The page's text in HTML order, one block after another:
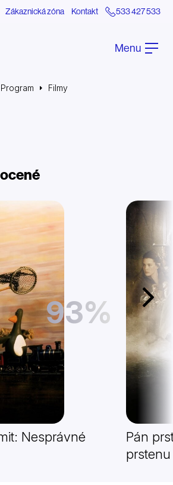
Zákaznická zóna Kontakt 533 427 533
Menu
Program Filmy
Další
93%
Nesprávné
Pán
prstenu